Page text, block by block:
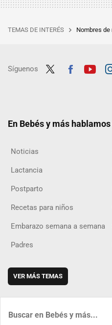
TEMAS DE INTERÉS Nombres de
Síguenos
En Bebés y más
Noticias
Lactancia
Postparto
Recetas para niños
Embarazo semana a semana
Padres
VER MÁS TEMAS